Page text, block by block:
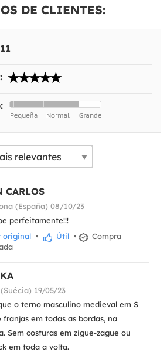
DE CLIENTES:
CARLOS
(España) 08/10/23
perfeitamente!!!
original • Útil •
Compra
19/05/23
o terno masculino medieval em S
franjas em todas as bordas, na
Sem costuras em zigue-zague ou
em toda a volta.